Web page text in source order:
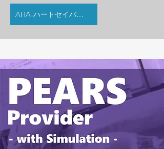
AHA-ハートセイバーBBP